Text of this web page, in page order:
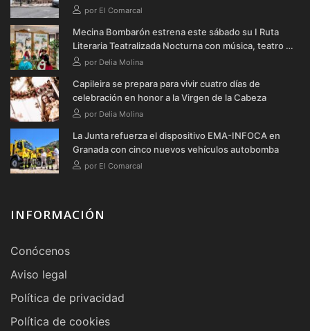
por El Comarcal
Mecina Bombarón estrena este sábado su I Ruta
Literaria Teatralizada Nocturna con música, teatro y
verbena
por Delia Molina
Capileira se prepara para vivir cuatro días de
celebración en honor a la Virgen de la Cabeza
por Delia Molina
La Junta refuerza el dispositivo EMA-INFOCA en
Granada con cinco nuevos vehículos autobomba
por El Comarcal
INFORMACIÓN
Conócenos
Aviso legal
Política de privacidad
Política de cookies